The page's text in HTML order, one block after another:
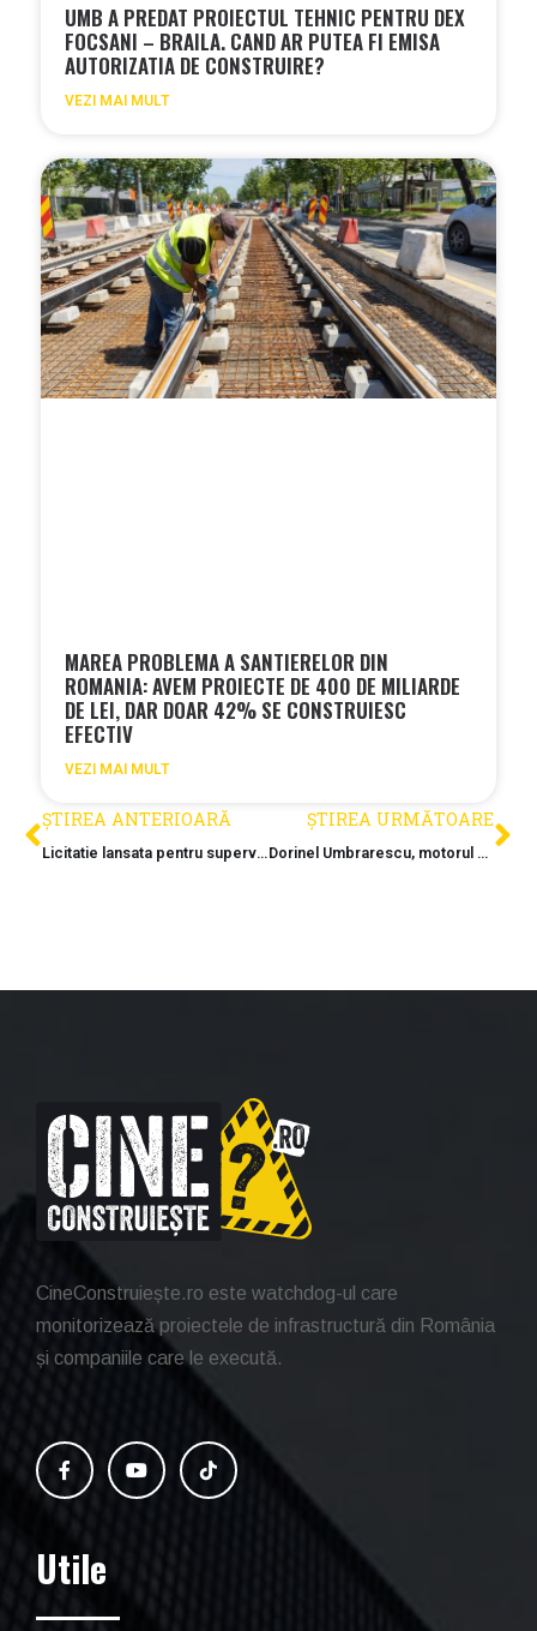
UMB A PREDAT PROIECTUL TEHNIC PENTRU DEX
FOCSANI – BRAILA. CAND AR PUTEA FI EMISA
AUTORIZATIA DE CONSTRUIRE?
VEZI MAI MULT
MAREA PROBLEMA A SANTIERELOR DIN
ROMANIA: AVEM PROIECTE DE 400 DE MILIARDE
DE LEI, DAR DOAR 42% SE CONSTRUIESC
EFECTIV
VEZI MAI MULT
ȘTIREA ANTERIOARĂ
Licitatie lansata pentru supervizarea tronsonului critic dintre Letcani-Iasi (A8)
ȘTIREA URMĂTOARE
Dorinel Umbrarescu, motorul principal al santierelor de autostrazi în 2026
CineConstruiește.ro este watchdog-ul care
monitorizează proiectele de infrastructură din România
și companiile care le execută.
Utile